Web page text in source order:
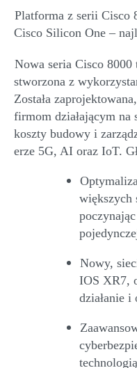
Platforma z serii Cisco
Cisco Silicon One –
Nowa seria Cisco
stworzona z
Została
firmom działającym na
koszty budowy i
erze 5G, AI oraz IoT.
większych
pojedyncze
Nowy,
IOS XR7,
działanie i
Z